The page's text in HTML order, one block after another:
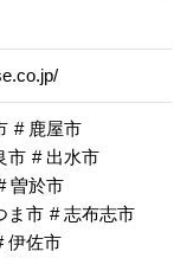
# 鹿屋市
市 # 出水市
曽於市
ま市 # 志布志市
伊佐市